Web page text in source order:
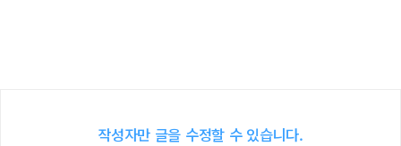
작성자만 글을 수정할 수 있습니다.